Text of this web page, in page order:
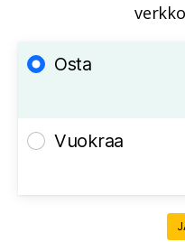
Osta
Vuokraa